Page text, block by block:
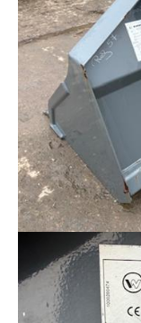
BRAS
CABINE
BOÎTE DE
DISTRIBUTEUR
MOTEUR
CINTREUSE